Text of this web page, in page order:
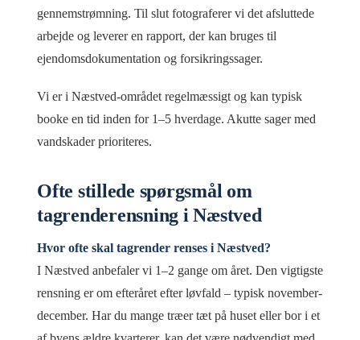
gennemstrømning. Til slut fotograferer vi det afsluttede
arbejde og leverer en rapport, der kan bruges til
ejendomsdokumentation og forsikringssager.
Vi er i Næstved-området regelmæssigt og kan typisk
booke en tid inden for 1–5 hverdage. Akutte sager med
vandskader prioriteres.
Ofte stillede spørgsmål om
tagrenderensning i Næstved
Hvor ofte skal tagrender renses i Næstved?
I Næstved anbefaler vi 1–2 gange om året. Den vigtigste
rensning er om efteråret efter løvfald – typisk november-
december. Har du mange træer tæt på huset eller bor i et